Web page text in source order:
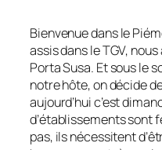
Bienvenue dans le
assis dans le TGV,
Porta Susa. Et sous le
notre hôte, on décide
aujourd’hui c’est
d’établissements sont
pas, ils nécessitent